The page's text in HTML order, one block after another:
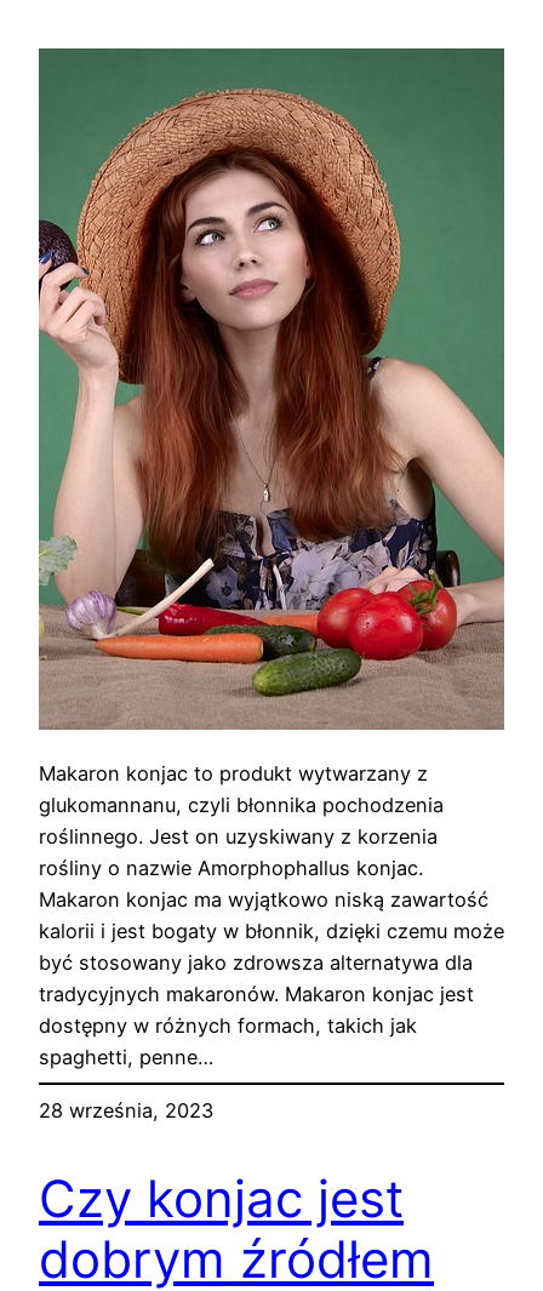
Makaron konjac to produkt wytwarzany z
glukomannanu, czyli błonnika pochodzenia
roślinnego. Jest on uzyskiwany z korzenia
rośliny o nazwie Amorphophallus konjac.
Makaron konjac ma wyjątkowo niską zawartość
kalorii i jest bogaty w błonnik, dzięki czemu może
być stosowany jako zdrowsza alternatywa dla
tradycyjnych makaronów. Makaron konjac jest
dostępny w różnych formach, takich jak
spaghetti, penne…
28 września, 2023
Czy konjac jest
dobrym źródłem